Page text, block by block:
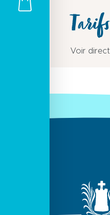
Tarifs
Voir